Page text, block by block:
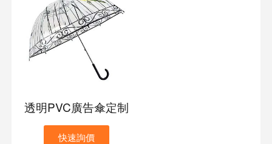
透明PVC廣告傘定制
快速詢價